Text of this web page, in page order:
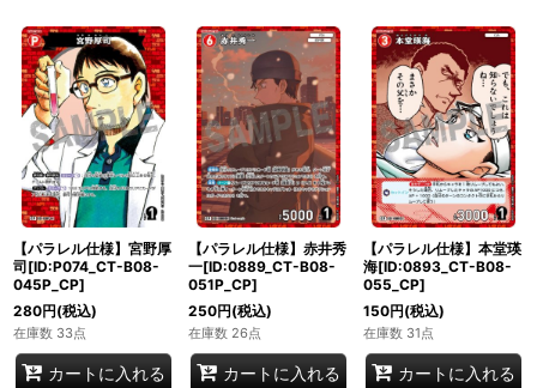
【パラレル仕様】宮野厚
司[ID:P074_CT-B08-
045P_CP]
280円(税込)
在庫数 33点
カートに入れる
【パラレル仕様】赤井秀
一[ID:0889_CT-B08-
051P_CP]
250円(税込)
在庫数 26点
カートに入れる
【パラレル仕様】本堂瑛
海[ID:0893_CT-B08-
055_CP]
150円(税込)
在庫数 31点
カートに入れる